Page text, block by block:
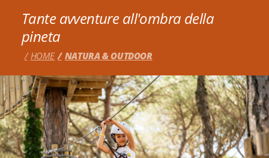
Tante avventure all'ombra della
pineta
HOME NATURA & OUTDOOR